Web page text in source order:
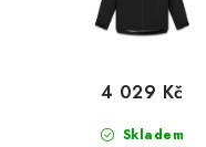
Skladem
4 029 Kč